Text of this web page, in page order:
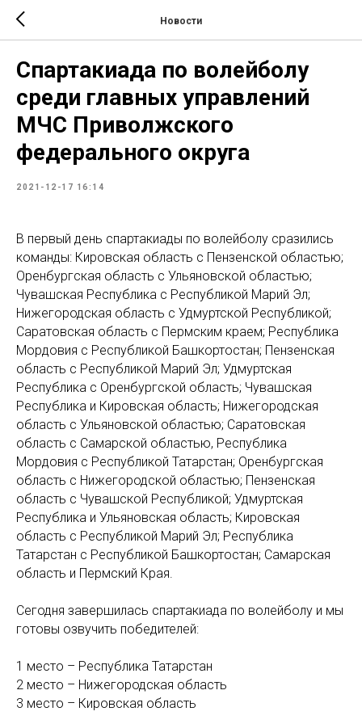
Новости
Спартакиада по волейболу
среди главных управлений
МЧС Приволжского
федерального округа
2021-12-17 16:14
В первый день спартакиады по волейболу сразились
команды: Кировская область с Пензенской областью;
Оренбургская область с Ульяновской областью;
Чувашская Республика с Республикой Марий Эл;
Нижегородская область с Удмуртской Республикой;
Саратовская область с Пермским краем; Республика
Мордовия с Республикой Башкортостан; Пензенская
область с Республикой Марий Эл; Удмуртская
Республика с Оренбургской область; Чувашская
Республика и Кировская область; Нижегородская
область с Ульяновской областью; Саратовская
область с Самарской областью, Республика
Мордовия с Республикой Татарстан; Оренбургская
область с Нижегородской областью; Пензенская
область с Чувашской Республикой; Удмуртская
Республика и Ульяновская область; Кировская
область с Республикой Марий Эл; Республика
Татарстан с Республикой Башкортостан; Самарская
область и Пермский Края.
Сегодня завершилась спартакиада по волейболу и мы
готовы озвучить победителей:
1 место – Республика Татарстан
2 место – Нижегородская область
3 место – Кировская область